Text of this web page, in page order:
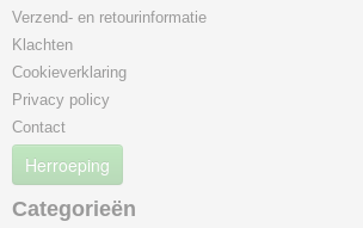
Verzend- en retourinformatie
Klachten
Cookieverklaring
Privacy policy
Contact
Herroeping
Categorieën